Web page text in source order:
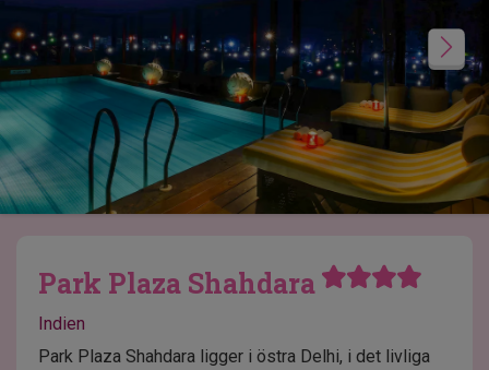
Park Plaza Shahdara
Indien
Park Plaza Shahdara ligger i östra Delhi, i det livliga